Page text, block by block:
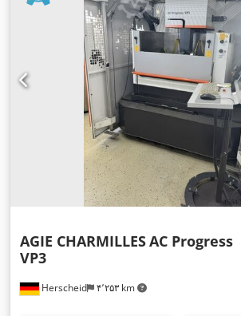
Herscheid ۴٬۲۵۳ km
AGIE CHARMILLESAC Progress
VP3